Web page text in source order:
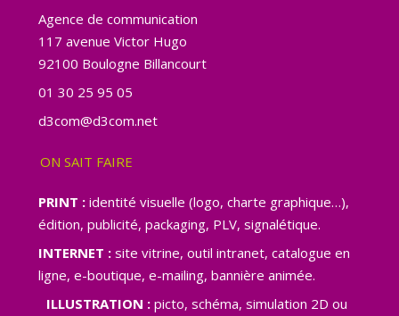
Agence de communication
117 avenue Victor Hugo
92100 Boulogne Billancourt
01 30 25 95 05
d3com@d3com.net
ON SAIT FAIRE
PRINT :identité visuelle (logo, charte graphique…),
édition, publicité, packaging, PLV, signalétique.
INTERNET :site vitrine, outil intranet, catalogue en
ligne, e-boutique, e-mailing, bannière animée.
ILLUSTRATION :picto, schéma, simulation 2D ou